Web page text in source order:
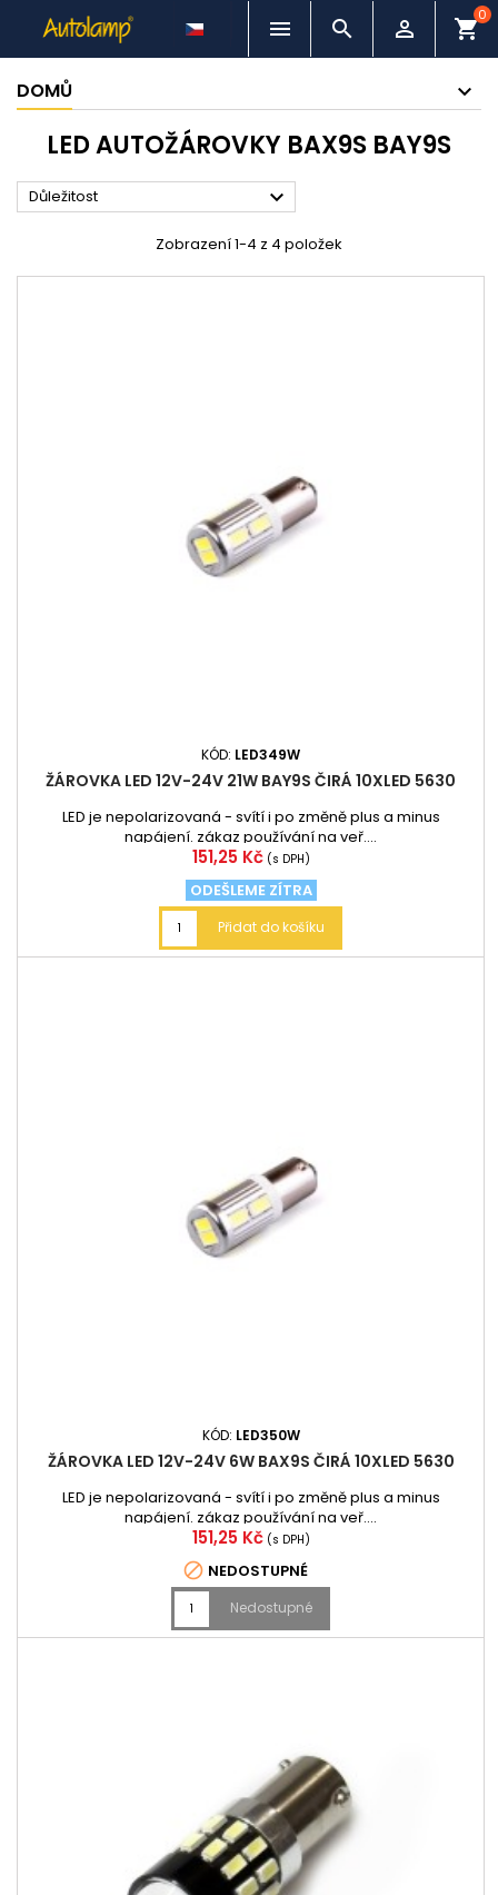
   shopping_cart
0
DOMŮ
LED AUTOŽÁROVKY BAX9S BAY9S
Důležitost 
Zobrazení 1-4 z 4 položek
KÓD: LED349W
ŽÁROVKA LED 12V-24V 21W BAY9S ČIRÁ 10XLED 5630
LED je nepolarizovaná - svítí i po změně plus a minus
napájení. zákaz používání na veř....
Cena
151,25 Kč (s DPH)
ODEŠLEME ZÍTRA
Přidat do košíku
KÓD: LED350W
ŽÁROVKA LED 12V-24V 6W BAX9S ČIRÁ 10XLED 5630
LED je nepolarizovaná - svítí i po změně plus a minus
napájení. zákaz používání na veř....
Cena
151,25 Kč (s DPH)
 NEDOSTUPNÉ
Nedostupné